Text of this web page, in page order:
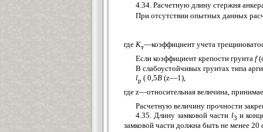
4.34. Расчетную длину стержня
При отсутствии опытных данных
где Кт—коэффициент учета
Если коэффициент крепости грунта f
В слабоустойчивых грунтах типа
lр ( 0,5В (z—1),
где z—относительная величина,
Расчетную величину прочности
4.35. Длину замковой части l3 и
замковой части должна быть не менее 20